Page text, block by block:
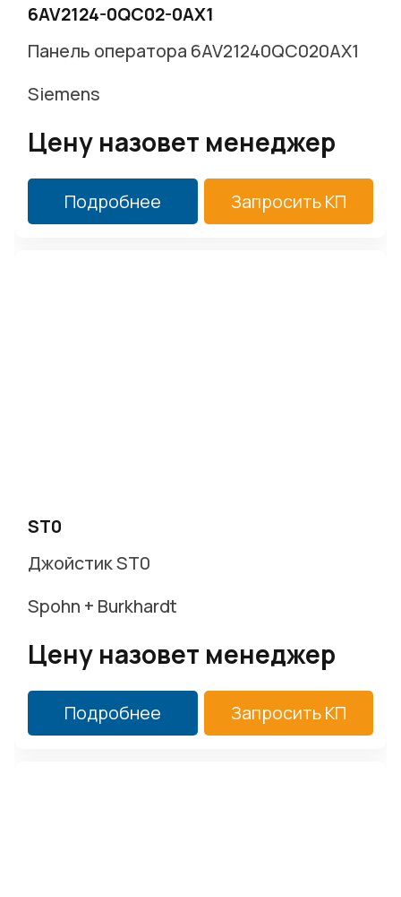
6AV2124-0QC02-0AX1
Панель оператора 6AV21240QC020AX1
Siemens
Цену назовет менеджер
Подробнее Запросить КП
ST0
Джойстик ST0
Spohn + Burkhardt
Цену назовет менеджер
Подробнее Запросить КП